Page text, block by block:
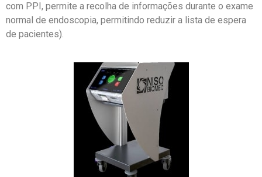
com PPI, permite a recolha de informações durante o exame
normal de endoscopia, permitindo reduzir a lista de espera
de pacientes).